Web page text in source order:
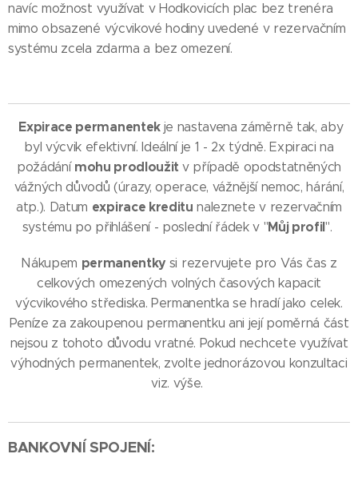
navíc možnost využívat v Hodkovicích plac bez trenéra
mimo obsazené výcvikové hodiny uvedené v rezervačním
systému zcela zdarma a bez omezení.
Expirace permanentek je nastavena záměrně tak, aby
byl výcvik efektivní. Ideální je 1 - 2x týdně. Expiraci na
požádání mohu prodloužit v případě opodstatněných
vážných důvodů (úrazy, operace, vážnější nemoc, hárání,
atp.). Datum expirace kreditu naleznete v rezervačním
systému po přihlášení - poslední řádek v "Můj profil".
Nákupem permanentky si rezervujete pro Vás čas z
celkových omezených volných časových kapacit
výcvikového střediska. Permanentka se hradí jako celek.
Peníze za zakoupenou permanentku ani její poměrná část
nejsou z tohoto důvodu vratné. Pokud nechcete využívat
výhodných permanentek, zvolte jednorázovou konzultaci
viz. výše.
BANKOVNÍ SPOJENÍ: